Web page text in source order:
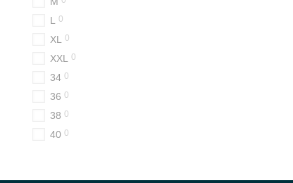
L 0
XL 0
XXL 0
34 0
36 0
38 0
40 0